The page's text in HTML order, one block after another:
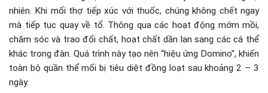
nhiên. Khi mối thợ tiếp xúc với thuốc, chúng không chết ngay
mà tiếp tục quay về tổ. Thông qua các hoạt động mớm mồi,
chăm sóc và trao đổi chất, hoạt chất dần lan sang các cá thể
khác trong đàn. Quá trình này tạo nên “hiệu ứng Domino”, khiến
toàn bộ quần thể mối bị tiêu diệt đồng loạt sau khoảng 2 – 3
ngày.